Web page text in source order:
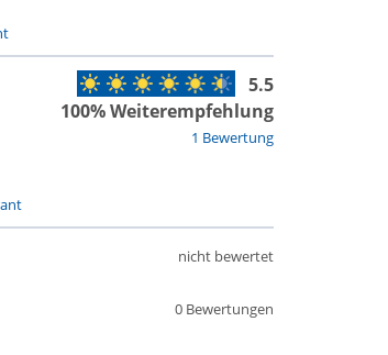
1 Bewertung
5.5
100% Weiterempfehlung
0 Bewertungen
nicht bewertet